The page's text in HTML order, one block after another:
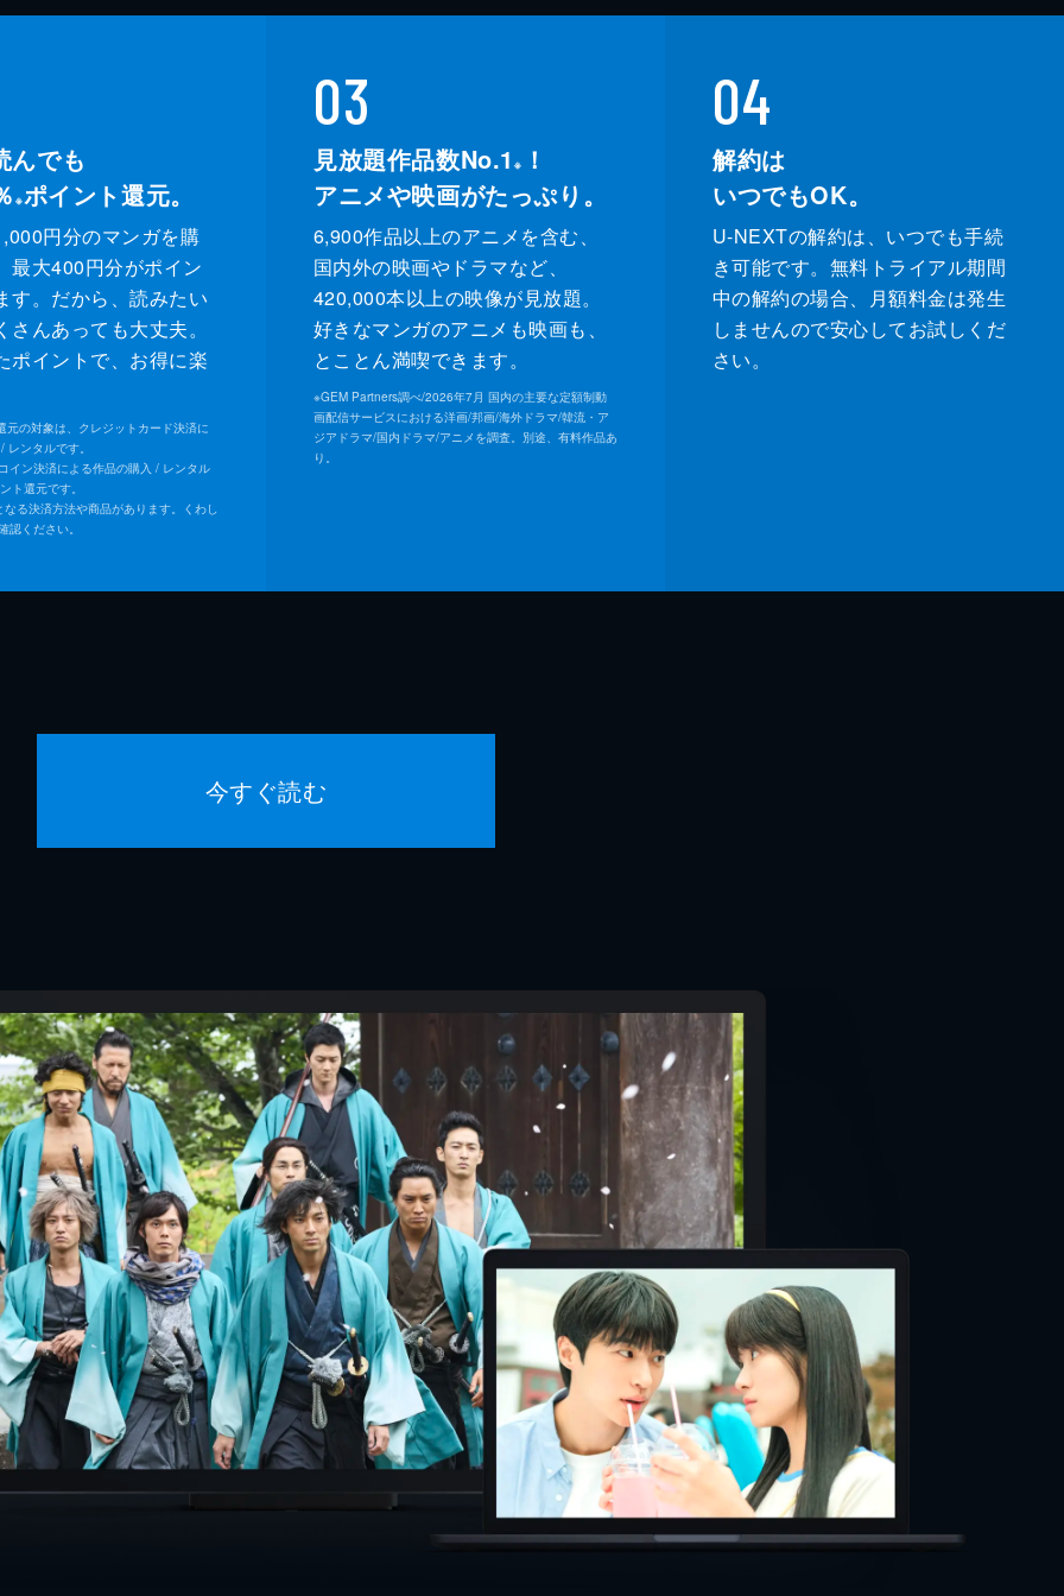
んでも
※ポイント還元。
円分のマンガを購
最大400円分がポイン
す。だから、読みたい
さんあっても大丈夫。
ポイントで、お得に楽
元の対象は、クレジットカード決済に
ンタルです。
イン決済による作品の購入 / レンタル
ト還元です。
なる決済方法や商品があります。くわし
認ください。
03
見放題作品数No.1 ※
！
アニメや映画がたっぷり。
6,900作品以上のアニメを含む、
国内外の映画やドラマなど、
420,000本以上の映像が見放題。
好きなマンガのアニメも映画も、
とことん満喫できます。
※GEM Partners調べ/2026年7⽉ 国内の主要な定額制動
画配信サービスにおける洋画/邦画/海外ドラマ/韓流・ア
ジアドラマ/国内ドラマ/アニメを調査。別途、有料作品あ
り。
04
解約は
いつでもOK。
U-NEXTの解約は、いつでも手続
き可能です。無料トライアル期間
中の解約の場合、月額料金は発生
しませんので安心してお試しくだ
さい。
今すぐ読む